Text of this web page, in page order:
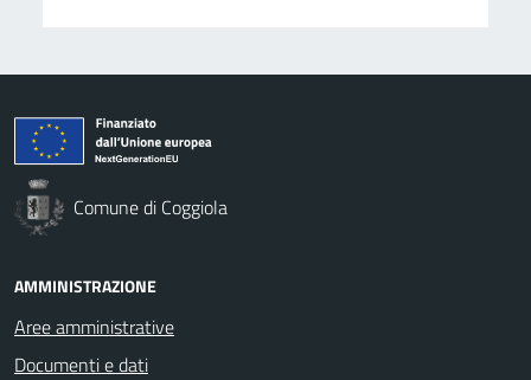
Comune di Coggiola
AMMINISTRAZIONE
Aree amministrative
Documenti e dati